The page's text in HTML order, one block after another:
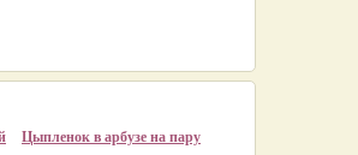
Цыпленок в арбузе на пару